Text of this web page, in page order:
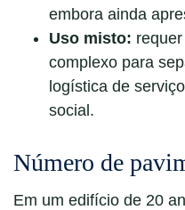
embora ainda
Uso misto:
complexo para
logística de
social.
Número de
Em um edifício de 20